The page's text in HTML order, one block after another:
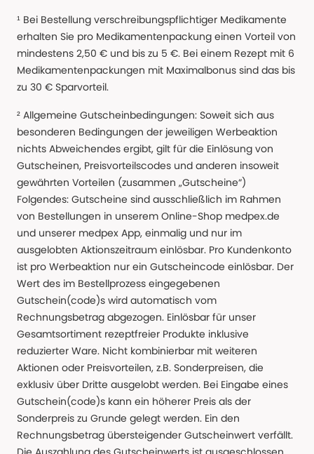
¹ Bei Bestellung verschreibungspflichtiger Medikamente
erhalten Sie pro Medikamentenpackung einen Vorteil von
mindestens 2,50 € und bis zu 5 €. Bei einem Rezept mit 6
Medikamentenpackungen mit Maximalbonus sind das bis
zu 30 € Sparvorteil.
² Allgemeine Gutscheinbedingungen: Soweit sich aus
besonderen Bedingungen der jeweiligen Werbeaktion
nichts Abweichendes ergibt, gilt für die Einlösung von
Gutscheinen, Preisvorteilscodes und anderen insoweit
gewährten Vorteilen (zusammen „Gutscheine“)
Folgendes: Gutscheine sind ausschließlich im Rahmen
von Bestellungen in unserem Online-Shop medpex.de
und unserer medpex App, einmalig und nur im
ausgelobten Aktionszeitraum einlösbar. Pro Kundenkonto
ist pro Werbeaktion nur ein Gutscheincode einlösbar. Der
Wert des im Bestellprozess eingegebenen
Gutschein(code)s wird automatisch vom
Rechnungsbetrag abgezogen. Einlösbar für unser
Gesamtsortiment rezeptfreier Produkte inklusive
reduzierter Ware. Nicht kombinierbar mit weiteren
Aktionen oder Preisvorteilen, z.B. Sonderpreisen, die
exklusiv über Dritte ausgelobt werden. Bei Eingabe eines
Gutschein(code)s kann ein höherer Preis als der
Sonderpreis zu Grunde gelegt werden. Ein den
Rechnungsbetrag übersteigender Gutscheinwert verfällt.